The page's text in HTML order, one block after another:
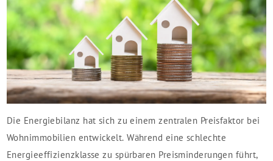
Die Energiebilanz hat sich zu einem zentralen Preisfaktor bei
Wohnimmobilien entwickelt. Während eine schlechte
Energieeffizienzklasse zu spürbaren Preisminderungen führt,